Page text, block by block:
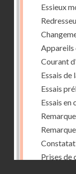
Essieux
Appareils
Courant
Essais
Essais
Essais en
Prises de